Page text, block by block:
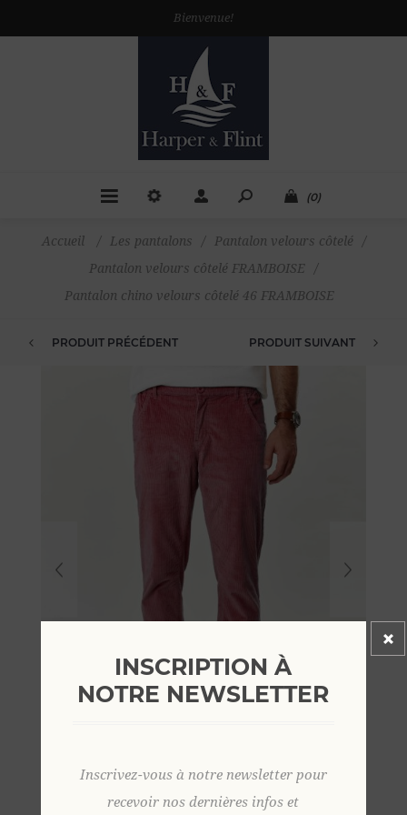
Bienvenue!
(0)
Accueil / Les pantalons / Pantalon velours côtelé
/
Pantalon velours côtelé FRAMBOISE
/
Pantalon chino velours côtelé 46 FRAMBOISE
PRODUIT PRÉCÉDENT PRODUIT SUIVANT
INSCRIPTION À
NOTRE NEWSLETTER
Inscrivez-vous à notre newsletter pour
recevoir nos dernières infos et